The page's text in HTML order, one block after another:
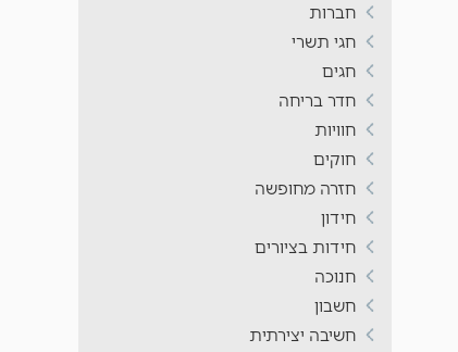
חברות
חגי תשרי
חגים
חדר בריחה
חוויות
חוקים
חזרה מחופשה
חידון
חידות בציורים
חנוכה
חשבון
חשיבה יצירתית